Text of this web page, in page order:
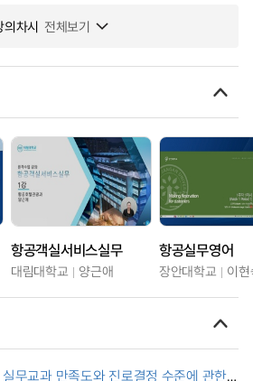
의차시 전체보기
항공객실서비스실무
대림대학교 양근애
항공실무영어
장안대학교 이
무교과 만족도와 진로결정 수준에 관한